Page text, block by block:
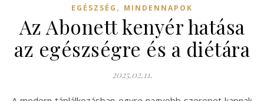
EGÉSZSÉG , MINDENNAPOK
Az Abonett kenyér hatása
az egészségre és a diétára
2025.02.11.